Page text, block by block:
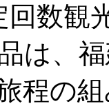
回数観
は、
程の